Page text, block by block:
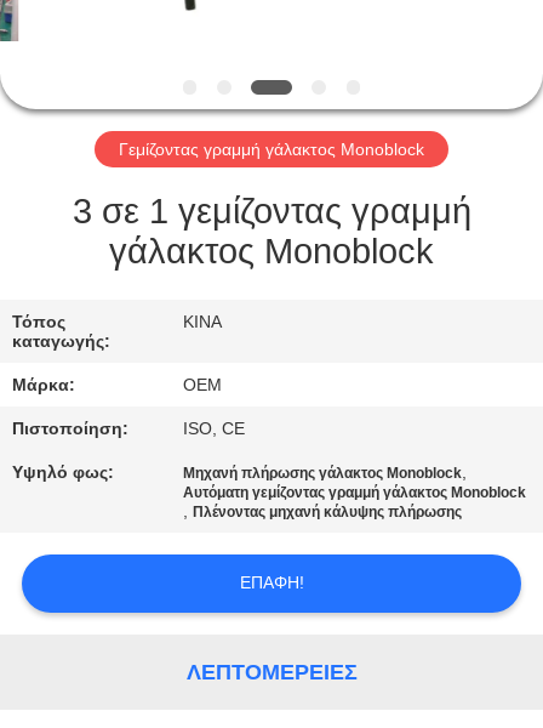
ΈΛΕΓΧΟΣ
ΜΑΣ
ΕΛΆΤΕ
ΕΠΑΦΉ
ΖΗΤΉΣΤΕ
ΈΝΑ
ΑΠΌΣΠΑΣΜΑ
SITEMAP
PRIVACY
POLICY
Γεμίζοντας γραμμή γάλακτος Monoblock
3 σε 1 γεμίζοντας γραμμή
γάλακτος Monoblock
Τόπος
καταγωγής:
ΚΙΝΑ
Μάρκα: OEM
Πιστοποίηση: ISO, CE
Υψηλό φως: Μηχανή πλήρωσης γάλακτος Monoblock,
Αυτόματη γεμίζοντας γραμμή γάλακτος Monoblock
,Πλένοντας μηχανή κάλυψης πλήρωσης
ΕΠΑΦΉ!
ΛΕΠΤΟΜΈΡΕΙΕΣ